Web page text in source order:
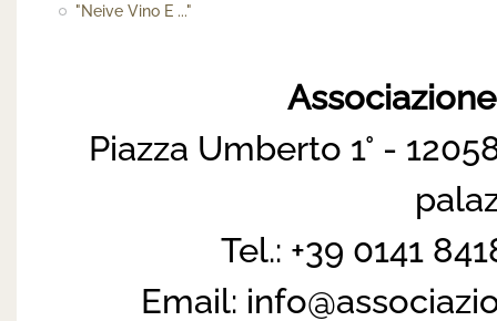
"Neive Vino E ..."
Piazza Umberto 1° -
Tel.: +39 0141
Email: